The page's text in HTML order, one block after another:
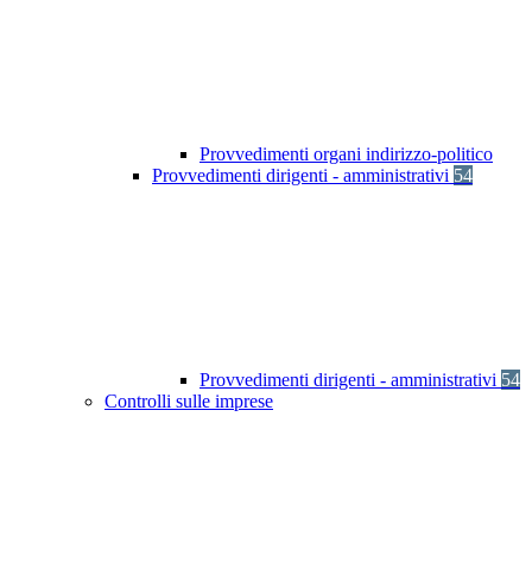
Provvedimenti organi indirizzo-politico
Provvedimenti dirigenti - amministrativi 54
Provvedimenti dirigenti - amministrativi 54
Controlli sulle imprese